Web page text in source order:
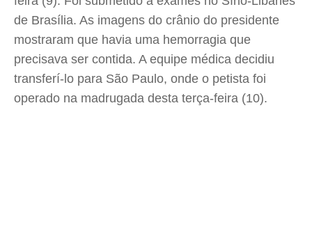
de Brasília. As imagens do crânio do presidente
mostraram que havia uma hemorragia que
precisava ser contida. A equipe médica decidiu
transferí-lo para São Paulo, onde o petista foi
operado na madrugada desta terça-feira (10).